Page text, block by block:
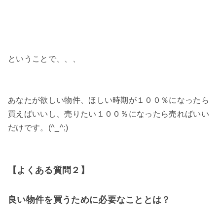
ということで、、、
あなたが欲しい物件、ほしい時期が１００％になったら
買えばいいし、売りたい１００％になったら売ればいい
だけです。(^_^;)
【よくある質問２】
良い物件を買うために必要なこととは？